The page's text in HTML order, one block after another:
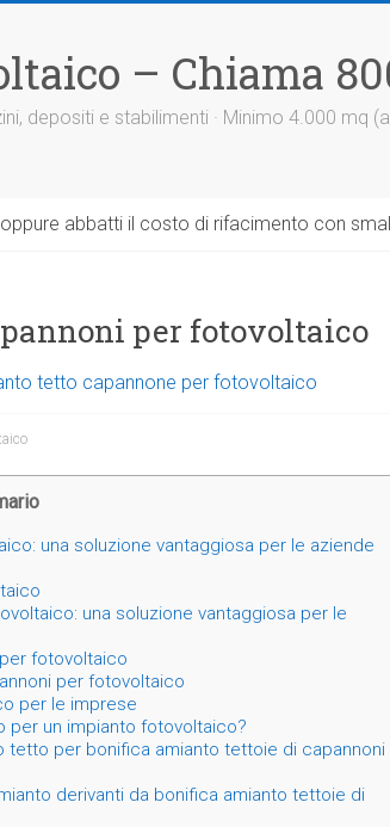
– Chiama
depositi e stabilimenti · Minimo 4.000 mq
abbatti il costo di rifacimento con
per fotovoltaico
tetto capannone per fotovoltaico
una soluzione vantaggiosa per le aziende
una soluzione vantaggiosa per le
fotovoltaico
per fotovoltaico
per le imprese
per un impianto fotovoltaico?
tetto per bonifica amianto tettoie di capannoni
derivanti da bonifica amianto tettoie di